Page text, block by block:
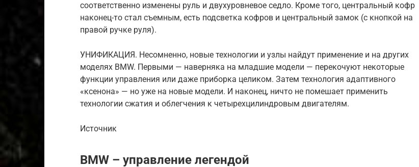
соответственно изменены руль и двухуровневое седло. Кроме того, центральный кофр
наконец-то стал съемным, есть подсветка кофров и центральный замок (с кнопкой на
правой ручке руля).
УНИФИКАЦИЯ. Несомненно, новые технологии и узлы найдут применение и на других
моделях BMW. Первыми — наверняка на младшие модели — перекочуют некоторые
функции управления или даже приборка целиком. Затем технология адаптивного
«ксенона» — но уже на новые модели. И наконец, ничто не помешает применить
технологии сжатия и облегчения к четырехцилиндровым двигателям.
Источник
BMW – управление легендой